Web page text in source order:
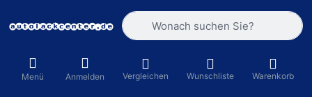
Geben Sie einen Suchbegriff ein.
Menü Anmelden Vergleichen Wunschliste Warenkorb